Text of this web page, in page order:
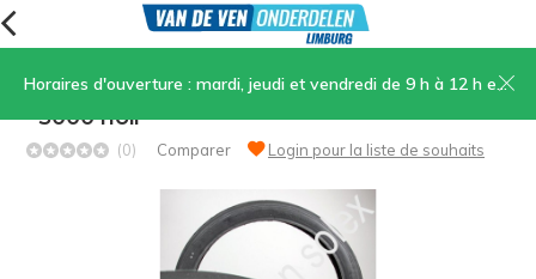
Horaires d'ouverture : mardi, jeudi et vendredi de 9 h à 12 h et de 13 h 30 à 17 h, samedi de 9 h à 12 h
09. Pneu extérieur 2-16 Allemand - Français
- 5000 noir
(0) Comparer Login pour la liste de souhaits